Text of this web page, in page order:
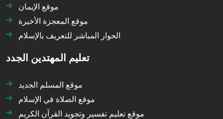
موقع الإيمان
موقع المعجزة الأخيرة
الحوار المباشر للتعريف بالإسلام
تعليم المهتدين الجدد
موقع المسلم الجديد
موقع الصلاة في الإسلام
موقع تعليم تفسير وتجويد القرآن الكريم